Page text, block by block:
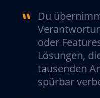
Du
oder
Lösungen,
tausenden
spürbar